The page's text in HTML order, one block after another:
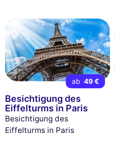
ab 49 €
Besichtigung des
Eiffelturms in Paris
Besichtigung des
Eiffelturms in Paris